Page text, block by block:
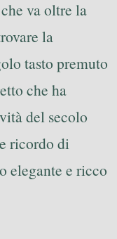
va oltre la
la
tasto premuto
che ha
del secolo
ricordo di
elegante e ricco